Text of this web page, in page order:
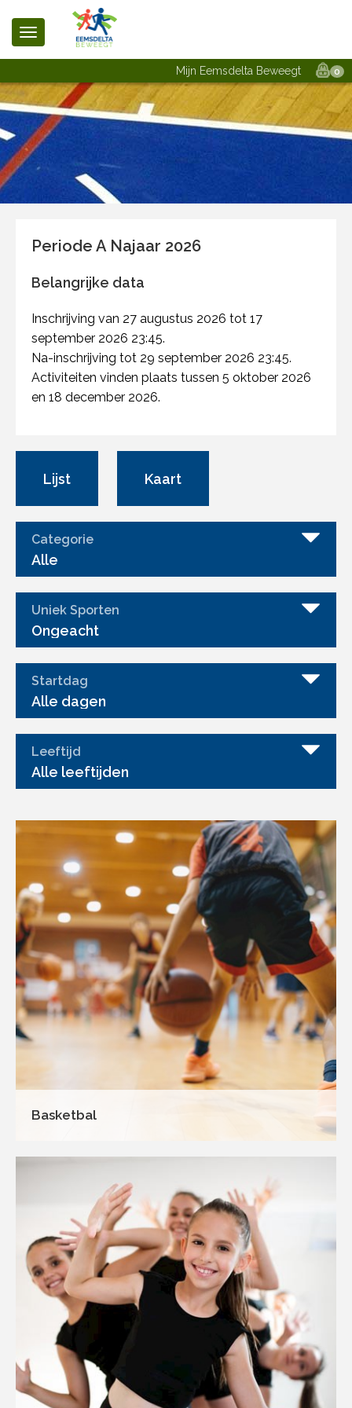
Mijn Eemsdelta Beweegt 0
Periode A Najaar 2026
Belangrijke data
Inschrijving van 27 augustus 2026 tot 17
september 2026 23:45.
Na-inschrijving tot 29 september 2026 23:45.
Activiteiten vinden plaats tussen 5 oktober 2026
en 18 december 2026.
Lijst Kaart
Categorie
Alle
Uniek Sporten
Ongeacht
Startdag
Alle dagen
Leeftijd
Alle leeftijden
Basketbal